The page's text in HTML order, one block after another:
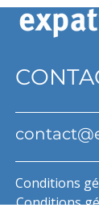
Conditions
Conditions